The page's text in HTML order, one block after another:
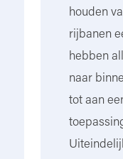
houden
rijbanen
hebben
naar
tot aan